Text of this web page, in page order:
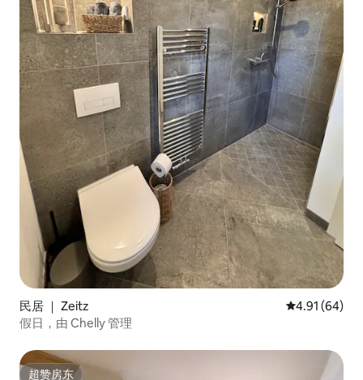
民居 ｜ Zeitz 平均评分
4.91 (64)
假日，由 Chelly 管理
超赞房东